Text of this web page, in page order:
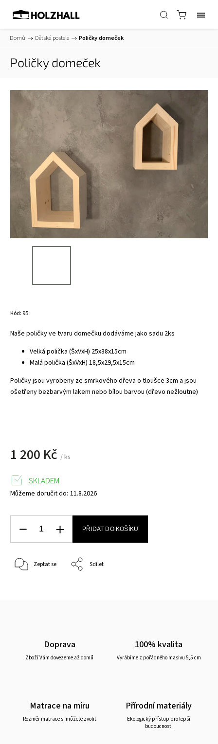
Domů / Dětské postele / Poličky domeček
Poličky domeček
Kód: 95
Naše poličky ve tvaru domečku dodáváme jako sadu 2ks
Velká polička (ŠxVxH) 25x38x15cm
Malá polička (ŠxVxH) 18,5x29,5x15cm
Poličky jsou vyrobeny ze smrkového dřeva o tloušce 3cm a jsou
ošetřeny bezbarvým lakem nebo bílou barvou (dřevo nežloutne)
1 200 Kč / ks
SKLADEM
Můžeme doručit do: 11.8.2026
PŘIDAT DO KOŠÍKU
Zeptat se Sdílet
Doprava
Zboží Vám dovezeme až domů
100% kvalita
Vyrábíme z pořádného masivu 5,5 cm
Matrace na míru
Rozměr matrace si můžete zvolit
Přírodní materiály
Ekologický přístup pro lepší
budoucnost.